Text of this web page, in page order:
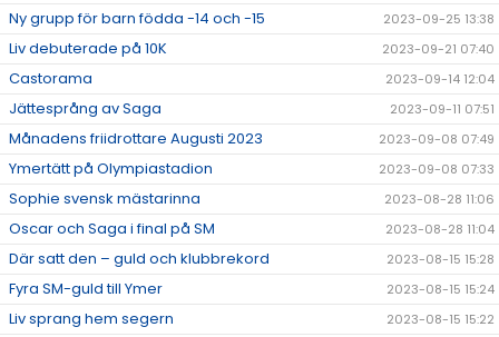
Ny grupp för barn födda -14 och -15 2023-09-25 13:38
Liv debuterade på 10K 2023-09-21 07:40
Castorama 2023-09-14 12:04
Jättesprång av Saga 2023-09-11 07:51
Månadens friidrottare Augusti 2023 2023-09-08 07:49
Ymertätt på Olympiastadion 2023-09-08 07:33
Sophie svensk mästarinna 2023-08-28 11:06
Oscar och Saga i final på SM 2023-08-28 11:04
Där satt den – guld och klubbrekord 2023-08-15 15:28
Fyra SM-guld till Ymer 2023-08-15 15:24
Liv sprang hem segern 2023-08-15 15:22